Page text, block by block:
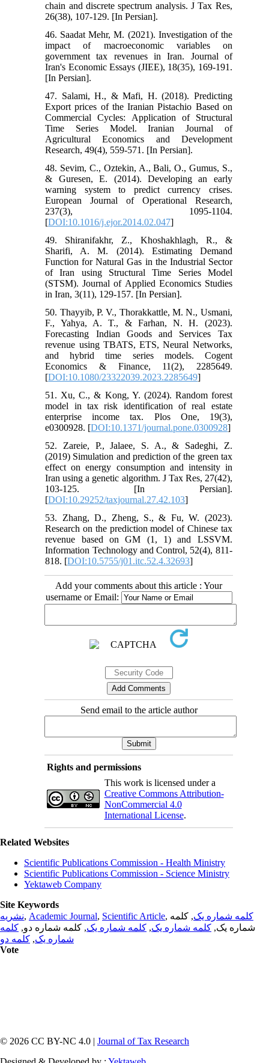
chain and discrete spectrum analysis. J Tax Res,
26(38), 107-129. [In Persian].
46. Saadat Mehr, M. (2021). Investigation of the
impact of macroeconomic variables on
government tax revenues in Iran. Journal of
Iran's Economic Essays (JIEE), 18(35), 169-191.
[In Persian].
47. Salami, H., & Mafi, H. (2018). Predicting
Export prices of the Iranian Pistachio Based on
Commercial Cycles: Application of Structural
Time Series Model. Iranian Journal of
Agricultural Economics and Development
Research, 49(4), 559-571. [In Persian].
48. Sevim, C., Oztekin, A., Bali, O., Gumus, S.,
& Guresen, E. (2014). Developing an early
warning system to predict currency crises.
European Journal of Operational Research,
237(3), 1095-1104.
[DOI:10.1016/j.ejor.2014.02.047]
49. Shiranifakhr, Z., Khoshakhlagh, R., &
Sharifi, A. M. (2014). Estimating Demand
Function for Natural Gas in the Industrial Sector
of Iran using Structural Time Series Model
(STSM). Journal of Applied Economics Studies
in Iran, 3(11), 129-157. [In Persian].
50. Thayyib, P. V., Thorakkattle, M. N., Usmani,
F., Yahya, A. T., & Farhan, N. H. (2023).
Forecasting Indian Goods and Services Tax
revenue using TBATS, ETS, Neural Networks,
and hybrid time series models. Cogent
Economics & Finance, 11(2), 2285649.
[DOI:10.1080/23322039.2023.2285649]
51. Xu, C., & Kong, Y. (2024). Random forest
model in tax risk identification of real estate
enterprise income tax. Plos One, 19(3),
e0300928. [DOI:10.1371/journal.pone.0300928]
52. Zareie, P., Jalaee, S. A., & Sadeghi, Z.
(2019) Simulation and prediction of the green tax
effect on energy consumption and intensity in
Iran using a genetic algorithm. J Tax Res, 27(42),
103-125. [In Persian].
[DOI:10.29252/taxjournal.27.42.103]
53. Zhang, D., Zheng, S., & Fu, W. (2023).
Research on the prediction model of Chinese tax
revenue based on GM (1, 1) and LSSVM.
Information Technology and Control, 52(4), 811-
818. [DOI:10.5755/j01.itc.52.4.32693]
Add your comments about this article : Your
username or Email:
Send email to the article author
Rights and permissions
This work is licensed under a
Creative Commons Attribution-
NonCommercial 4.0
International License.
Related Websites
Scientific Publications Commission - Health Ministry
Scientific Publications Commission - Science Ministry
Yektaweb Company
Site Keywords
نشریه, Academic Journal, Scientific Article, کلمه شماره یک, کلمه
شماره یک, کلمه شماره یک, کلمه شماره یک, کلمه شماره دو, کلمه
شماره یک, کلمه دو
Vote
© 2026 CC BY-NC 4.0 | Journal of Tax Research